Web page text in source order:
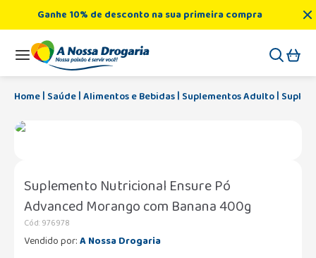
Ganhe 10% de desconto na sua primeira compra
Saúde Alimentos e Bebidas Suplementos Adulto
Suplemento Nutricional Ensure Pó
Advanced Morango com Banana 400g
Cód: 976978
Vendido por:A Nossa Drogaria